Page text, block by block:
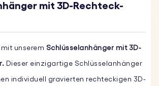
mit 3D-Rechteck-
unserem Schlüsselanhänger mit 3D-
Dieser einzigartige Schlüsselanhänger
individuell gravierten rechteckigen 3D-